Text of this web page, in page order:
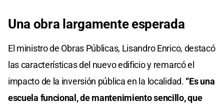
Una obra largamente esperada
El ministro de Obras Públicas, Lisandro Enrico, destacó
las características del nuevo edificio y remarcó el
impacto de la inversión pública en la localidad. “Es una
escuela funcional, de mantenimiento sencillo, que